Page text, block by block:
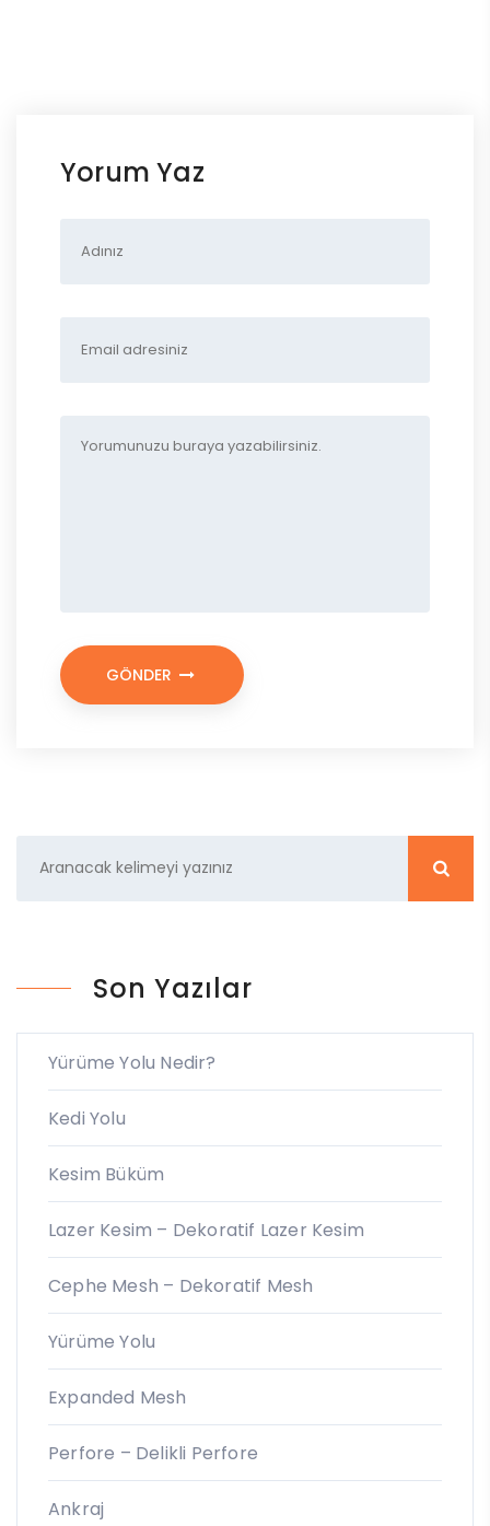
Yorum Yaz
GÖNDER
Son Yazılar
Yürüme Yolu Nedir?
Kedi Yolu
Kesim Büküm
Lazer Kesim – Dekoratif Lazer Kesim
Cephe Mesh – Dekoratif Mesh
Yürüme Yolu
Expanded Mesh
Perfore – Delikli Perfore
Ankraj